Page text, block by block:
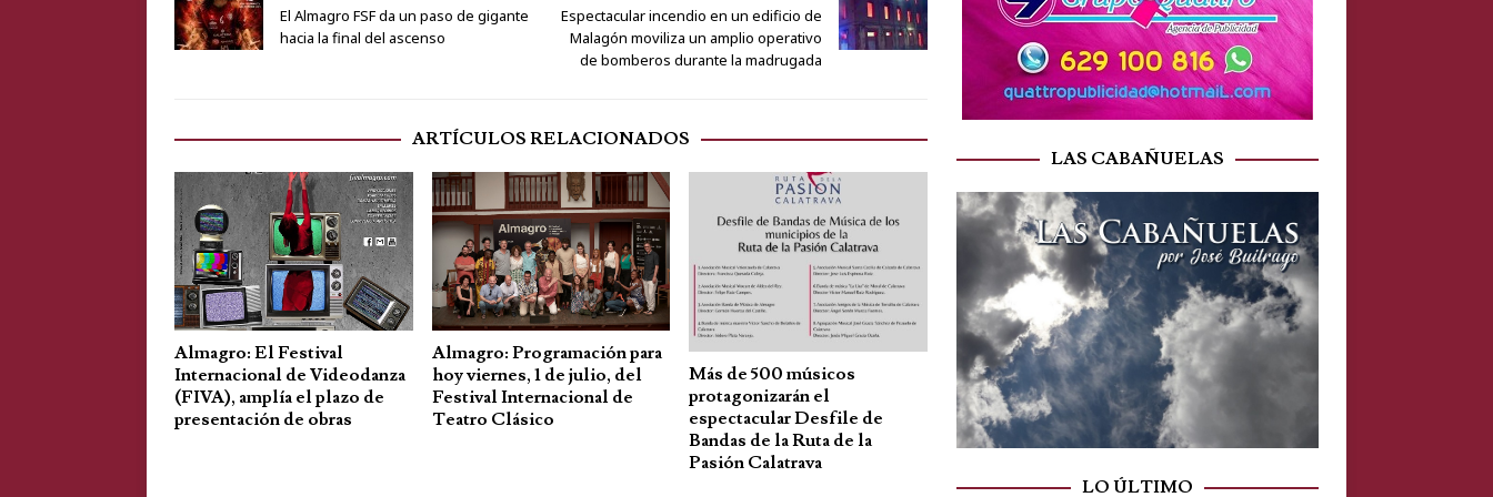
El Almagro FSF da un paso de gigante
hacia la final del ascenso
Espectacular incendio en un edificio de
Malagón moviliza un amplio operativo
de bomberos durante la madrugada
ARTÍCULOS RELACIONADOS
Almagro: El Festival
Internacional de Videodanza
(FIVA), amplía el plazo de
presentación de obras
Almagro: Programación para
hoy viernes, 1 de julio, del
Festival Internacional de
Teatro Clásico
Más de 500 músicos
protagonizarán el
espectacular Desfile de
Bandas de la Ruta de la
Pasión Calatrava
LAS CABAÑUELAS
LO ÚLTIMO